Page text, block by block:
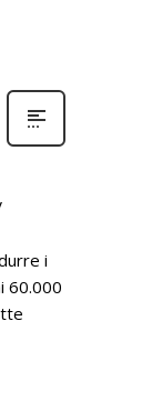
i
60.000